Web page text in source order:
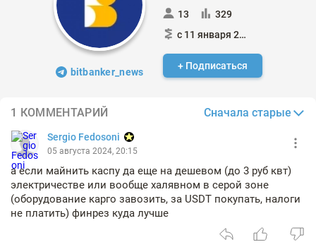
bitbanker_news
13
329
с 11 января 2023
+ Подписаться
1 КОММЕНТАРИЙ Сначала старые
Sergio Fedosoni
05 августа 2024, 20:15
а если майнить каспу да еще на дешевом (до 3 руб квт)
электричестве или вообще халявном в серой зоне
(оборудование карго завозить, за USDT покупать, налоги
не платить) финрез куда лучше